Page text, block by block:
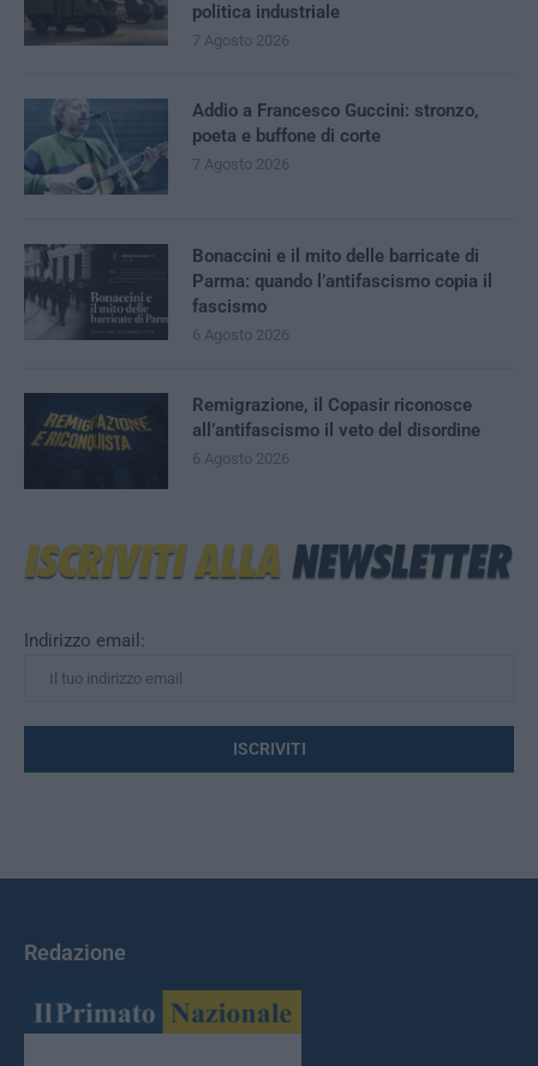
Indirizzo email:
politica industriale
7 Agosto 2026
Addio a Francesco Guccini: stronzo,
poeta e buffone di corte
7 Agosto 2026
Bonaccini e il mito delle barricate di
Parma: quando l’antifascismo copia il
fascismo
6 Agosto 2026
Remigrazione, il Copasir riconosce
all’antifascismo il veto del disordine
6 Agosto 2026
Redazione